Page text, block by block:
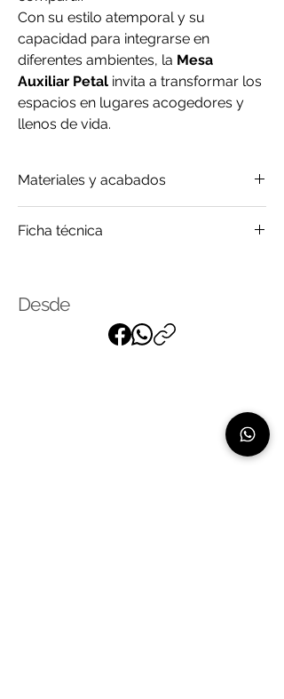
Con su estilo atemporal y su
capacidad para integrarse en
diferentes ambientes, la Mesa
Auxiliar Petal invita a transformar los
espacios en lugares acogedores y
llenos de vida.
Materiales y acabados
Metal
Ficha técnica
Desde
Suscríbase a nuestra lista de
para recibir nuestras últimas